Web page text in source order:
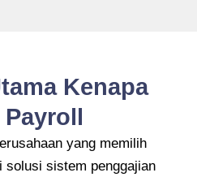
Kenapa
Payroll
yang memilih
solusi sistem penggajian